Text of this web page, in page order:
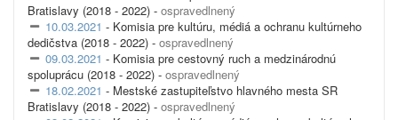
Bratislavy (2018 - 2022) - ospravedlnený
10.03.2021 - Komisia pre kultúru, médiá a ochranu kultúrneho
dedičstva (2018 - 2022) - ospravedlnený
09.03.2021 - Komisia pre cestovný ruch a medzinárodnú
spoluprácu (2018 - 2022) - ospravedlnený
18.02.2021 - Mestské zastupiteľstvo hlavného mesta SR
Bratislavy (2018 - 2022) - ospravedlnený